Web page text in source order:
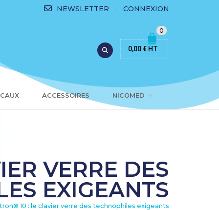
NEWSLETTER CONNEXION
0
0,00 € HT
ACCESSOIRES NICOMED
VERRE DES
EXIGEANTS
10 : le clavier verre des technophiles exigeants